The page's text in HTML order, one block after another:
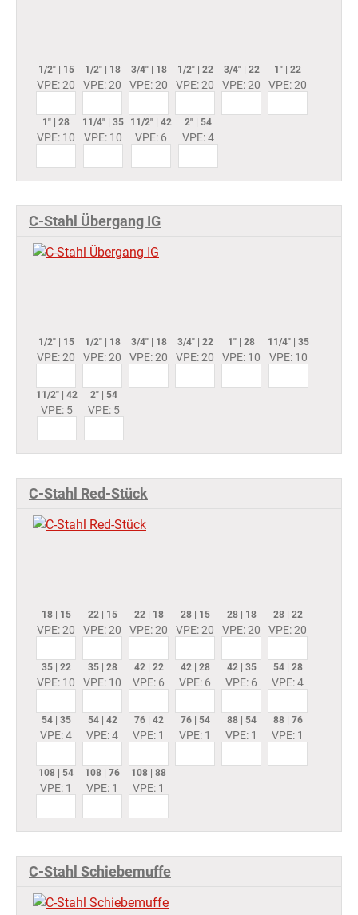
1/2" | 15
VPE: 20
1/2" | 18
VPE: 20
3/4" | 18
VPE: 20
1/2" | 22
VPE: 20
3/4" | 22
VPE: 20
1" | 22
VPE: 20
1" | 28
VPE: 10
11/4" | 35
VPE: 10
11/2" | 42
VPE: 6
2" | 54
VPE: 4
C-Stahl Übergang IG
1/2" | 15
VPE: 20
1/2" | 18
VPE: 20
3/4" | 18
VPE: 20
3/4" | 22
VPE: 20
1" | 28
VPE: 10
11/4" | 35
VPE: 10
11/2" | 42
VPE: 5
2" | 54
VPE: 5
C-Stahl Red-Stück
18 | 15
VPE: 20
22 | 15
VPE: 20
22 | 18
VPE: 20
28 | 15
VPE: 20
28 | 18
VPE: 20
28 | 22
VPE: 20
35 | 22
VPE: 10
35 | 28
VPE: 10
42 | 22
VPE: 6
42 | 28
VPE: 6
42 | 35
VPE: 6
54 | 28
VPE: 4
54 | 35
VPE: 4
54 | 42
VPE: 4
76 | 42
VPE: 1
76 | 54
VPE: 1
88 | 54
VPE: 1
88 | 76
VPE: 1
108 | 54
VPE: 1
108 | 76
VPE: 1
108 | 88
VPE: 1
C-Stahl Schiebemuffe